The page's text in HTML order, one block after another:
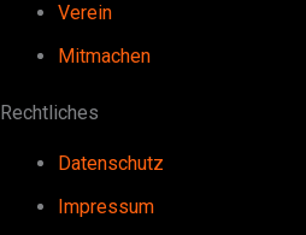
Verein
Mitmachen
Rechtliches
Datenschutz
Impressum